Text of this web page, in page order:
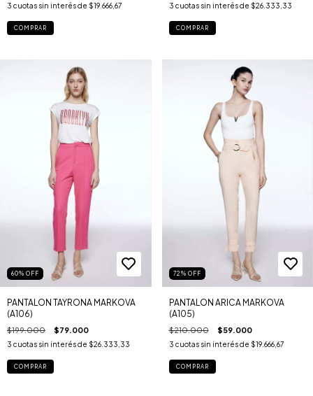
3 cuotas sin interés de $19.666,67
COMPRAR
3 cuotas sin interés de $26.333,33
COMPRAR
60% OFF
PANTALON TAYRONA MARKOVA
(A106)
$199.000 $79.000
3 cuotas sin interés de $26.333,33
COMPRAR
72 % OFF
PANTALON ARICA MARKOVA
(A105)
$210.000 $59.000
3 cuotas sin interés de $19.666,67
COMPRAR